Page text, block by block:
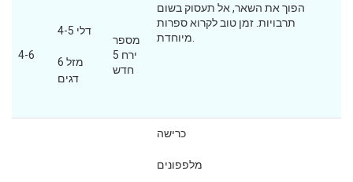
4-6
4-5 דלי
6 מזל
דגים
מספר
ירח 5
חדש
הפוך את השאר, אל תעסוק בשום
תרבויות. זמן טוב לקרוא ספרות
כרישה
מלפפונים